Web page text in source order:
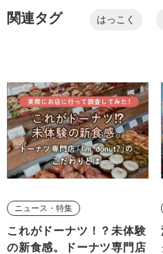
関連タグ はっこく
ニュース・特集
これがドーナツ！？未体験
の新食感。ドーナツ専門店